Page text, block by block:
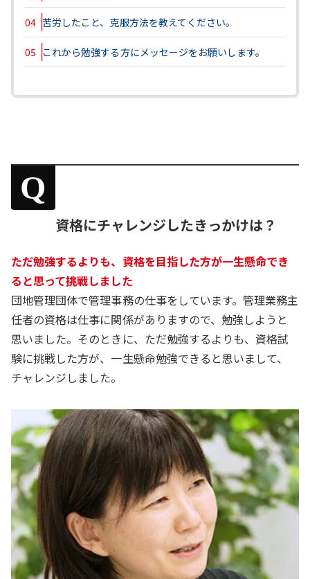
04 苦労したこと、克服方法を教えてください。
05 これから勉強する方にメッセージをお願いします。
Q
資格にチャレンジしたきっかけは？
ただ勉強するよりも、資格を目指した方が一生懸命でき
ると思って挑戦しました
団地管理団体で管理事務の仕事をしています。管理業務主
任者の資格は仕事に関係がありますので、勉強しようと
思いました。そのときに、ただ勉強するよりも、資格試
験に挑戦した方が、一生懸命勉強できると思いまして、
チャレンジしました。